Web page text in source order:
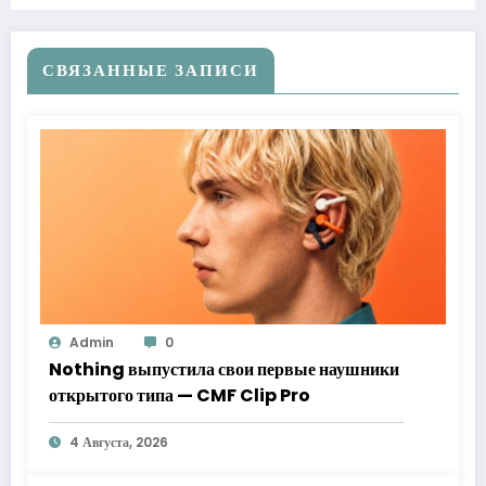
СВЯЗАННЫЕ ЗАПИСИ
Admin 0
Nothing выпустила свои первые наушники
открытого типа — CMF Clip Pro
4 Августа, 2026